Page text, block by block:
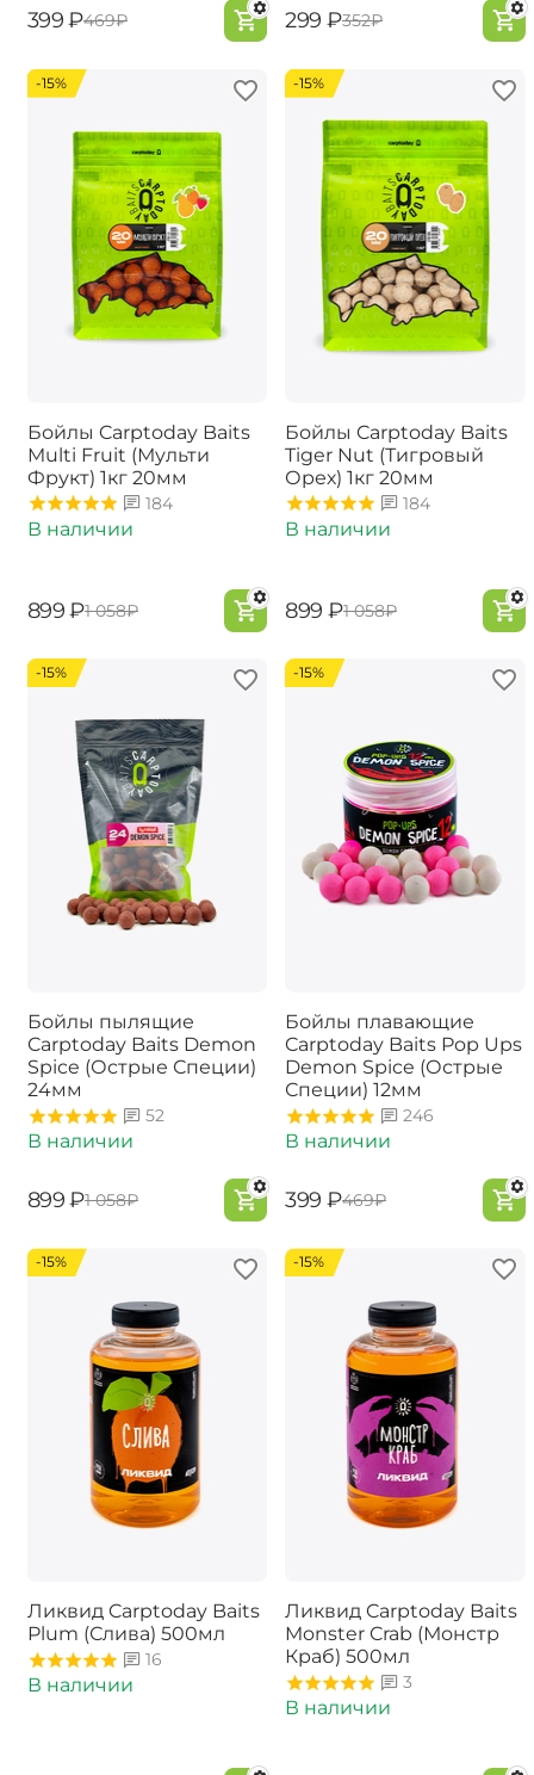
‍399‍ ₽‍469‍₽ ‍299‍ ₽‍352‍₽
-15%
Бойлы Carptoday Baits
Multi Fruit (Мульти
Фрукт) 1кг 20мм
184
В наличии
‍899‍ ₽‍1 058‍₽
-15%
Бойлы Carptoday Baits
Tiger Nut (Тигровый
Орех) 1кг 20мм
184
В наличии
‍899‍ ₽‍1 058‍₽
-15%
Бойлы пылящие
Carptoday Baits Demon
Spice (Острые Специи)
24мм
52
В наличии
‍899‍ ₽‍1 058‍₽
-15%
Бойлы плавающие
Carptoday Baits Pop Ups
Demon Spice (Острые
Специи) 12мм
246
В наличии
‍399‍ ₽‍469‍₽
-15%
Ликвид Carptoday Baits
Plum (Слива) 500мл
16
В наличии
-15%
Ликвид Carptoday Baits
Monster Crab (Монстр
Краб) 500мл
3
В наличии